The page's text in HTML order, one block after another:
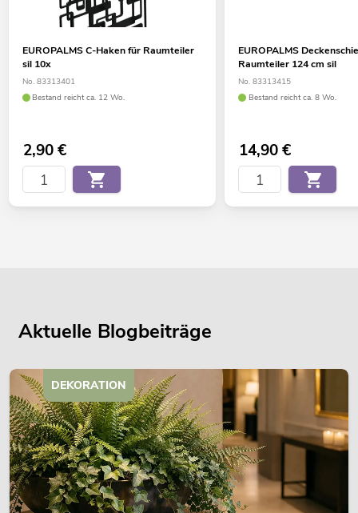
EUROPALMS C-Haken für Raumteiler
sil 10x
No. 83313401
Bestand reicht ca. 12 Wo.
2,90€
EUROPALMS
Raumteiler 124 cm sil
No. 83313415
Bestand reicht ca. 8 Wo.
14,90€
Aktuelle Blogbeiträge
DEKORATION